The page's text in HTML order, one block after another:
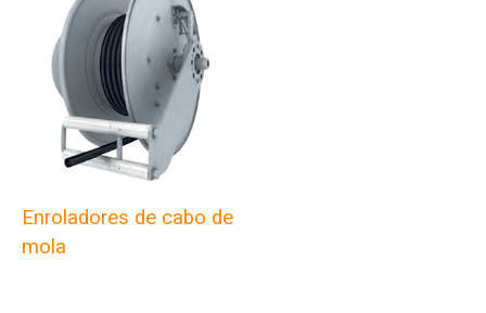
Enroladores de cabo de
mola